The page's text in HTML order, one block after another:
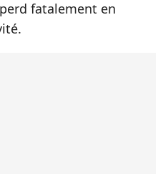
fatalement en